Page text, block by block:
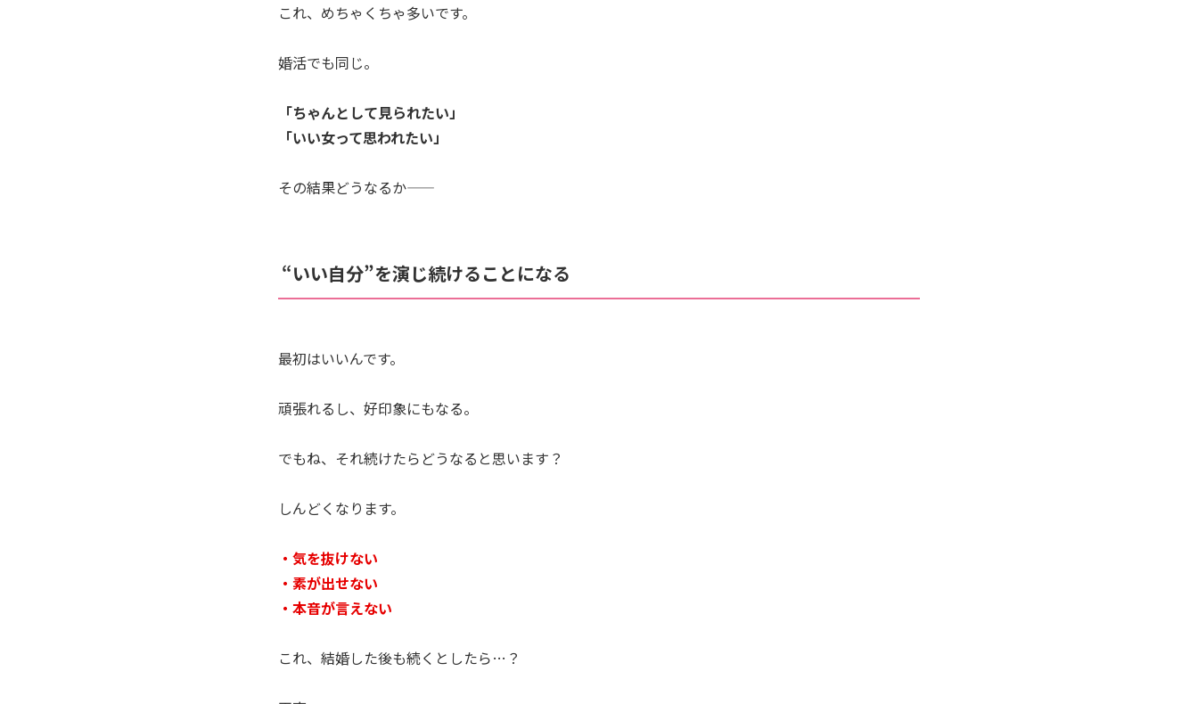
これ、めちゃくちゃ多いです。
婚活でも同じ。
「ちゃんとして見られたい」
「いい女って思われたい」
その結果どうなるか――
“いい自分”を演じ続けることになる
最初はいいんです。
頑張れるし、好印象にもなる。
でもね、それ続けたらどうなると思います？
しんどくなります。
・気を抜けない
・素が出せない
・本音が言えない
これ、結婚した後も続くとしたら…？